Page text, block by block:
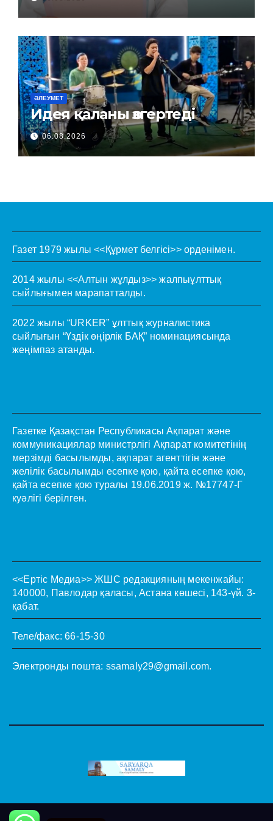
ӘЛЕУМЕТ
Идея қаланы өзгертеді
06.08.2026
Газет 1979 жылы <<Құрмет белгісі>> орденімен.
2014 жылы <<Алтын жұлдыз>> жалпыұлттық
сыйлығымен марапатталды.
2022 жылы “URKER” ұлттық журналистика
сыйлығын “Үздік өңірлік БАҚ” номинациясында
жеңімпаз атанды.
Газетке Қазақстан Республикасы Ақпарат және
коммуникациялар министрлігі Ақпарат комитетінің
мерзімді басылымды, ақпарат агенттігін және
желілік басылымды есепке қою, қайта есепке қою,
қайта есепке қою туралы 19.06.2019 ж. №17747-Г
куәлігі берілген.
<<Ертіс Медиа>> ЖШС редакцияның мекенжайы:
140000, Павлодар қаласы, Астана көшесі, 143-үй. 3-
қабат.
Теле/факс: 66-15-30
Электронды пошта: ssamaly29@gmail.com.